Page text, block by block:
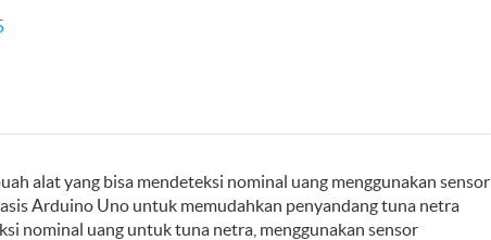
alat yang bisa mendeteksi nominal uang menggunakan sensor
Arduino Uno untuk memudahkan penyandang tuna netra
nominal uang untuk tuna netra, menggunakan sensor